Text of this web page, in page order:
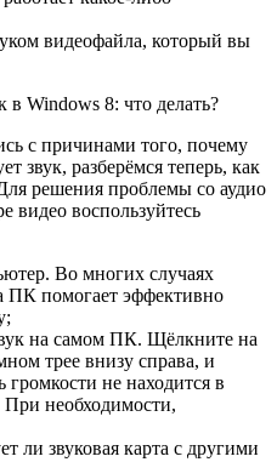
видеофайла, который вы
Windows 8: что делать?
с причинами того, почему
звук, разберёмся теперь, как
решения проблемы со аудио
видео воспользуйтесь
Во многих случаях
ПК помогает эффективно
на самом ПК. Щёлкните на
трее внизу справа, и
громкости не находится в
необходимости,
ли звуковая карта с другими